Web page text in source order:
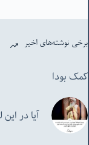
برخی نوشته‌های اخیر
کمک بودا
آیا در